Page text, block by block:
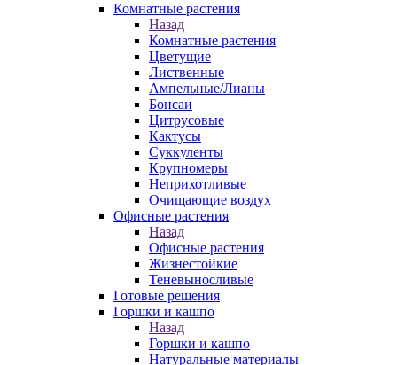
Комнатные растения
Назад
Комнатные растения
Цветущие
Лиственные
Ампельные/Лианы
Бонсаи
Цитрусовые
Кактусы
Суккуленты
Крупномеры
Неприхотливые
Очищающие воздух
Офисные растения
Назад
Офисные растения
Жизнестойкие
Теневыносливые
Готовые решения
Горшки и кашпо
Назад
Горшки и кашпо
Натуральные материалы